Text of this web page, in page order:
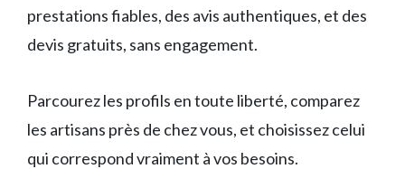
prestations fiables, des avis authentiques, et des
devis gratuits, sans engagement.
Parcourez les profils en toute liberté, comparez
les artisans près de chez vous, et choisissez celui
qui correspond vraiment à vos besoins.